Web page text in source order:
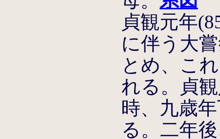
貞観元年
に伴う大
とめ、こ
れる。貞
時、九歳
る。二年